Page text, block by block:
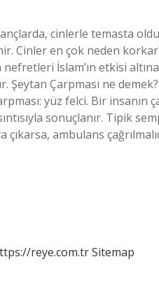
cinlerle temasta
Cinler en çok neden
nefretleri İslam’ın etkisi
Çarpması ne
yüz felci. Bir insanın
sonuçlanır. Tipik
ambulans
reye.com.trSitemap